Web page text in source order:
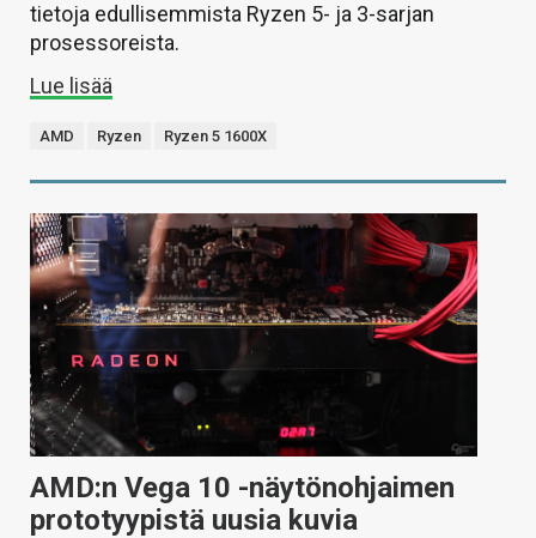
tietoja edullisemmista Ryzen 5- ja 3-sarjan
prosessoreista.
Lue lisää
AMD Ryzen Ryzen 5 1600X
AMD:n Vega 10 -näytönohjaimen
prototyypistä uusia kuvia